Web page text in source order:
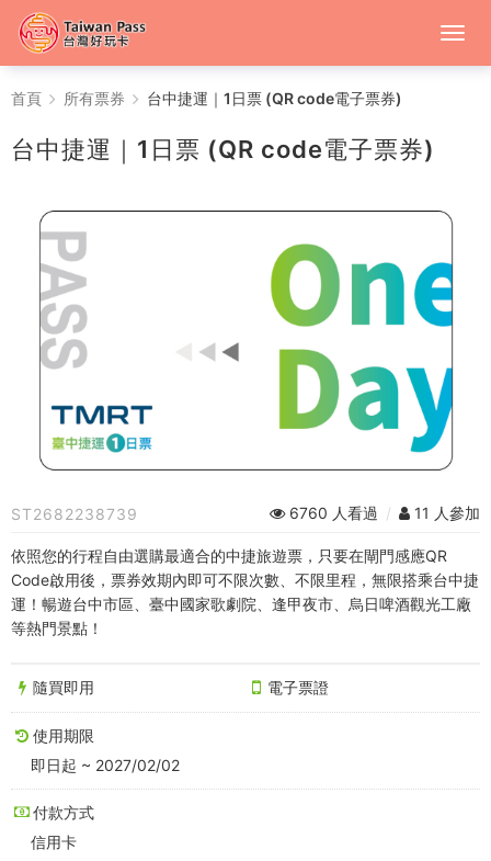
台
中
(QR
電
子
票
-
中
台
灣
首頁 所有票券 台中捷運｜1日票 (QR code電子票券)
台中捷運｜1日票 (QR code電子票券)
ST2682238739 6760 人看過 / 11 人參加
依照您的行程自由選購最適合的中捷旅遊票，只要在閘門感應QR
Code啟用後，票券效期內即可不限次數、不限里程，無限搭乘台中捷
運！暢遊台中市區、臺中國家歌劇院、逢甲夜市、烏日啤酒觀光工廠
等熱門景點！
隨買即用 電子票證
使用期限
即日起 ~ 2027/02/02
付款方式
信用卡